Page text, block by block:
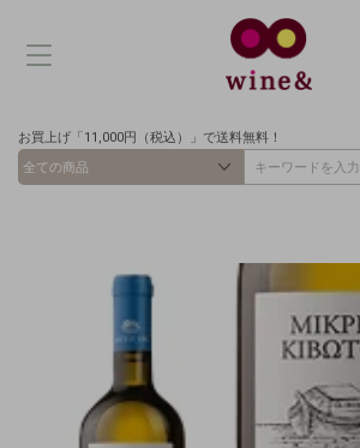
お買上げ「11,000円（税込）」で送料無料！